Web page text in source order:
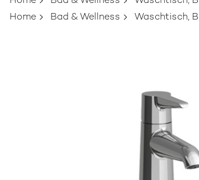
Home
Bad & Wellness Waschtisch,